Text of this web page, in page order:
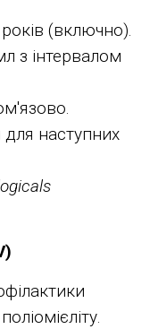
(включно).
з інтервалом
наступних